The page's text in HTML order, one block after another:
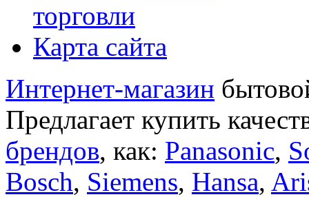
торговли
Карта сайта
Интернет-магазин
Предлагает купить
брендов, как: Panasonic,
Bosch, Siemens, Hansa,